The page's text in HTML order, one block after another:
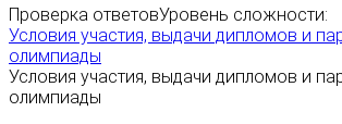
Проверка ответовУровень сложности:
Условия участия, выдачи дипломов и
олимпиады
Условия участия, выдачи дипломов и
олимпиады